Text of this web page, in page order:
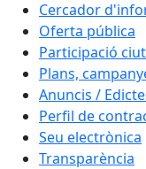
Cercador
Oferta pública
Participació
Plans,
Anuncis /
Perfil de
Seu electrònica
Transparència